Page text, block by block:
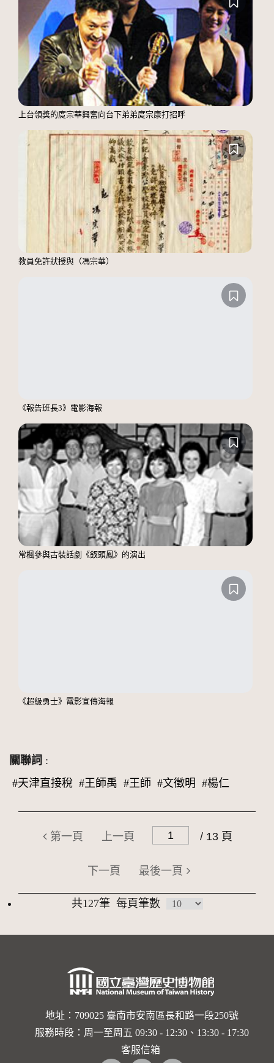
上台領獎的庹宗華興奮向台下弟弟庹宗康打招呼
教員免許狀授與（馮宗華）
《報告班長3》電影海報
常楓參與古裝話劇《釵頭鳳》的演出
《超級勇士》電影宣傳海報
關聯詞 :
#天津直接稅 #王師禹 #王師 #文徵明 #楊仁
第一頁 上一頁 / 13 頁
下一頁 最後一頁
共127筆 每頁筆數
地址：709025 臺南市安南區長和路一段250號
服務時段：周一至周五 09:30 - 12:30、13:30 - 17:30
客服信箱